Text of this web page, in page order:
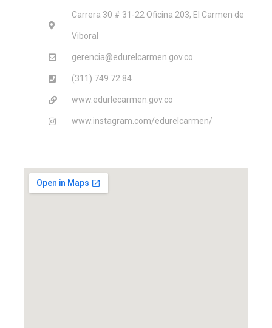
Carrera 30 # 31-22 Oficina 203, El Carmen de
Viboral
gerencia@edurelcarmen.gov.co
(311) 749 72 84
www.edurlecarmen.gov.co
www.instagram.com/edurelcarmen/